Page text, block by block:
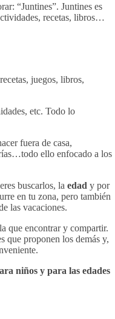
“Juntines”. Juntines es
recetas, libros…
juegos, libros,
etc. Todo lo
fuera de casa,
ello enfocado a los
buscarlos, la edad y por
en tu zona, pero también
las vacaciones.
que encontrar y compartir.
que proponen los demás y,
niños y para las edades